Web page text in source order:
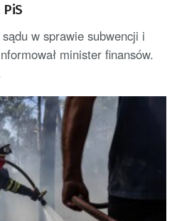
w sprawie subwencji i
minister finansów.